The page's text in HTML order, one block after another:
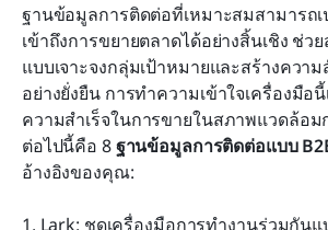
ฐานข้อมูลการติดต่อที่เหมาะสมสามารถ
เข้าถึงการขยายตลาดได้อย่างสิ้นเชิง ช่
แบบเจาะจงกลุ่มเป้าหมายและสร้างควา
อย่างยั่งยืน การทำความเข้าใจเครื่องมือ
ความสำเร็จในการขายในสภาพแวดล้อ
ต่อไปนี้คือ 8 ฐานข้อมูลการติดต่อแบบ
อ้างอิงของคุณ:
1. Lark: ชุดเครื่องมือการทำงานร่วมกัน
การอ่านที่เกี่ยวข้อง